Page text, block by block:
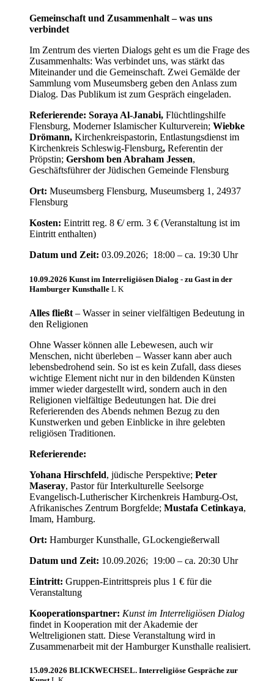
Gemeinschaft und Zusammenhalt – was uns
verbindet
Im Zentrum des vierten Dialogs geht es um die Frage des
Zusammenhalts: Was verbindet uns, was stärkt das
Miteinander und die Gemeinschaft. Zwei Gemälde der
Sammlung vom Museumsberg geben den Anlass zum
Dialog. Das Publikum ist zum Gespräch eingeladen.
Referierende: Soraya Al-Janabi, Flüchtlingshilfe
Flensburg, Moderner Islamischer Kulturverein; Wiebke
Drömann, Kirchenkreispastorin, Entlastungsdienst im
Kirchenkreis Schleswig-Flensburg, Referentin der
Pröpstin; Gershom ben Abraham Jessen,
Geschäftsführer der Jüdischen Gemeinde Flensburg
Ort: Museumsberg Flensburg, Museumsberg 1, 24937
Flensburg
Kosten: Eintritt reg. 8 €/ erm. 3 € (Veranstaltung ist im
Eintritt enthalten)
Datum und Zeit: 03.09.2026; 18:00 – ca. 19:30 Uhr
10.09.2026 Kunst im Interreligiösen Dialog - zu Gast in der
Hamburger Kunsthalle
Alles fließt – Wasser in seiner vielfältigen Bedeutung in
den Religionen
Ohne Wasser können alle Lebewesen, auch wir
Menschen, nicht überleben – Wasser kann aber auch
lebensbedrohend sein. So ist es kein Zufall, dass dieses
wichtige Element nicht nur in den bildenden Künsten
immer wieder dargestellt wird, sondern auch in den
Religionen vielfältige Bedeutungen hat. Die drei
Referierenden des Abends nehmen Bezug zu den
Kunstwerken und geben Einblicke in ihre gelebten
religiösen Traditionen.
Referierende:
Yohana Hirschfeld, jüdische Perspektive; Peter
Maseray, Pastor für Interkulturelle Seelsorge
Evangelisch-Lutherischer Kirchenkreis Hamburg-Ost,
Afrikanisches Zentrum Borgfelde; Mustafa Cetinkaya,
Imam, Hamburg.
Ort: Hamburger Kunsthalle, GLockengießerwall
Datum und Zeit: 10.09.2026; 19:00 – ca. 20:30 Uhr
Eintritt: Gruppen-Eintrittspreis plus 1 € für die
Veranstaltung
Kooperationspartner: Kunst im Interreligiösen Dialog
findet in Kooperation mit der Akademie der
Weltreligionen statt. Diese Veranstaltung wird in
Zusammenarbeit mit der Hamburger Kunsthalle realisiert.
15.09.2026 BLICKWECHSEL. Interreligiöse Gespräche zur